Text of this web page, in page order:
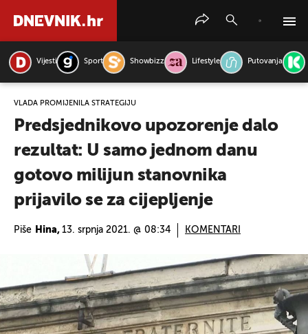
Vijesti Sport Showbizz Lifestyle Putovanja
VLADA PROMIJENILA STRATEGIJU
Predsjednikovo upozorenje dalo
rezultat: U samo jednom danu
gotovo milijun stanovnika
prijavilo se za cijepljenje
Piše Hina, 13. srpnja 2021. @ 08:34 KOMENTARI
PRETRAŽITE VIJESTI